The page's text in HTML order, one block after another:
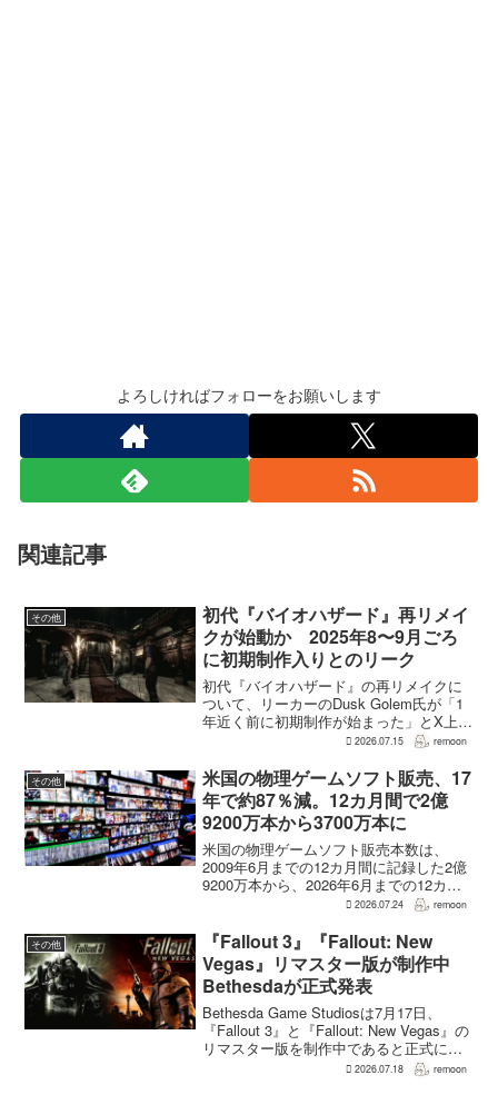
よろしければフォローをお願いします
関連記事
その他
初代『バイオハザード』再リメイ
クが始動か 2025年8〜9月ごろ
に初期制作入りとのリーク
初代『バイオハザード』の再リメイクに
ついて、リーカーのDusk Golem氏が「1
年近く前に初期制作が始まった」とX上で
述べた。同氏によれば、プリプロダクシ
本格制作へ移るのは『バイオハザード
RE:...
2026.07.15 remoon
その他
米国の物理ゲームソフト販売、17
年で約87％減。12カ月間で2億
9200万本から3700万本に
米国の物理ゲームソフト販売本数は、
2009年6月までの12カ月間に記録した2億
9200万本から、2026年6月までの12カ月
間には3700万本まで減少した。市場調査
2億5500万本、約87％の減...
2026.07.24 remoon
その他
『Fallout 3』『Fallout: New
Vegas』リマスター版が制作中
Bethesdaが正式発表
Bethesda Game Studiosは7月17日、
『Fallout 3』と『Fallout: New Vegas』の
リマスター版を制作中であると正式に発
表した。同社は今後のプロジェクトを紹
2026.07.18 remoon